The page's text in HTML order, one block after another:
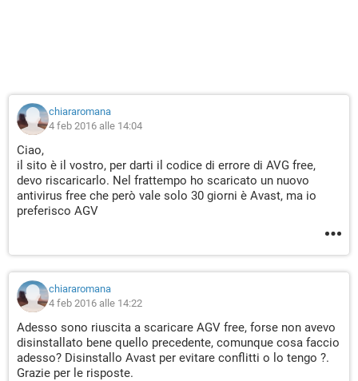
chiararomana
4 feb 2016 alle 14:04
Ciao,
il sito è il vostro, per darti il codice di errore di AVG free,
devo riscaricarlo. Nel frattempo ho scaricato un nuovo
antivirus free che però vale solo 30 giorni è Avast, ma io
preferisco AGV
chiararomana
4 feb 2016 alle 14:22
Adesso sono riuscita a scaricare AGV free, forse non avevo
disinstallato bene quello precedente, comunque cosa faccio
adesso? Disinstallo Avast per evitare conflitti o lo tengo ?.
Grazie per le risposte.